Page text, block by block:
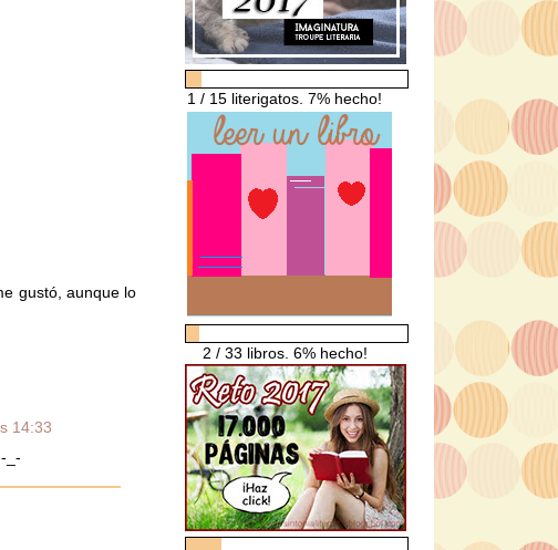
gustó, aunque lo
14:33
_-
1 / 15 literigatos. 7% hecho!
2 / 33 libros. 6% hecho!